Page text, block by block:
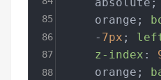
    orange;
    -
7px ;
z-index :
    orange;
85
86
87
88